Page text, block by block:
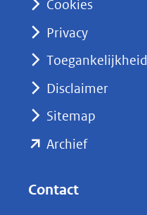
nieuw
naar
Cookies
Privacy
Toegankelijkheid
Disclaimer
Sitemap
Archief(opent
Contact